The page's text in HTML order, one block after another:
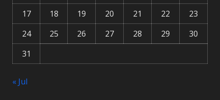
17
18 19 20 21 22
23
24
25 26 27 28 29
30
31
« Jul